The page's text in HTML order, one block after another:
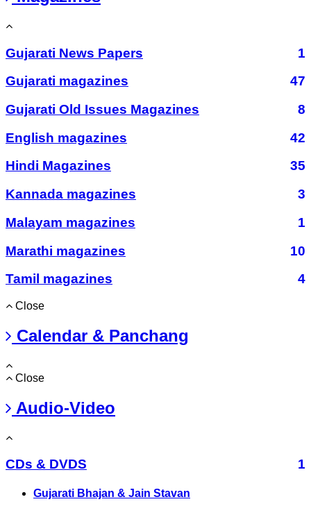
Gujarati News Papers
1
Gujarati magazines
47
Gujarati Old Issues Magazines
8
English magazines
42
Hindi Magazines
35
Kannada magazines
3
Malayam magazines
1
Marathi magazines
10
Tamil magazines
4
Close
Calendar & Panchang
Close
Audio-Video
CDs & DVDS 1
Gujarati Bhajan & Jain Stavan